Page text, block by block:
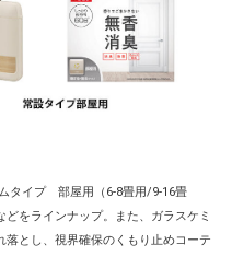
タイプ 部屋用（6-8畳用/9-16畳
をラインナップ。また、ガラスケミ
とし、視界確保のくもり止めコーテ